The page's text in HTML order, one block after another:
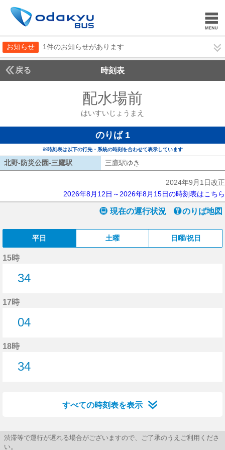
お知らせ 1件のお知らせがあります
戻る 時刻表
配水場前
はいすいじょうまえ
のりば 1
※時刻表は以下の行先・系統の時刻を合わせて表示しています
北野-防災公園-三鷹駅 北野-防災公園-三鷹駅
三鷹駅ゆき
2024年9月1日改正
2026年8月12日～2026年8月15日の時刻表はこちら
現在の運行状況 のりば地図
平日 土曜 日曜/祝日
15時
34
17時
04
18時
34
すべての時刻表を表示
渋滞等で運行が遅れる場合がございますので、ご了承のうえご利用くださ
い。